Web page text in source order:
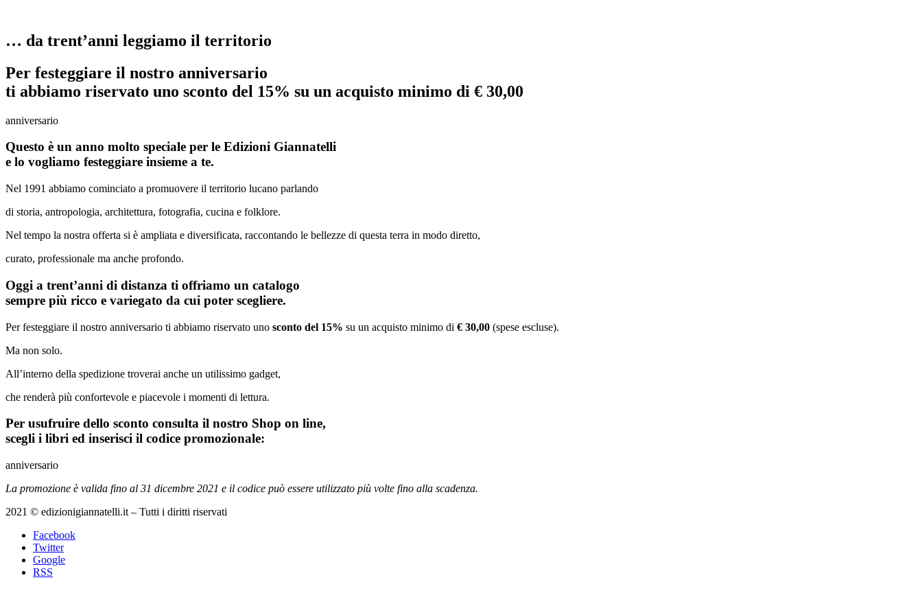
… da trent’anni leggiamo il territorio
Per festeggiare il nostro anniversario
ti abbiamo riservato uno sconto del 15% su un acquisto minimo di € 30,00
anniversario
Questo è un anno molto speciale per le Edizioni Giannatelli
e lo vogliamo festeggiare insieme a te.
Nel 1991 abbiamo cominciato a promuovere il territorio lucano parlando
di storia, antropologia, architettura, fotografia, cucina e folklore.
Nel tempo la nostra offerta si è ampliata e diversificata, raccontando le bellezze di questa terra in modo diretto,
curato, professionale ma anche profondo.
Oggi a trent’anni di distanza ti offriamo un catalogo
sempre più ricco e variegato da cui poter scegliere.
Per festeggiare il nostro anniversario ti abbiamo riservato uno sconto del 15% su un acquisto minimo di € 30,00 (spese escluse).
Ma non solo.
All’interno della spedizione troverai anche un utilissimo gadget,
che renderà più confortevole e piacevole i momenti di lettura.
Per usufruire dello sconto consulta il nostro Shop on line,
scegli i libri ed inserisci il codice promozionale:
anniversario
La promozione è valida fino al 31 dicembre 2021 e il codice può essere utilizzato più volte fino alla scadenza.
2021 © edizionigiannatelli.it – Tutti i diritti riservati
Facebook
Twitter
Google
RSS